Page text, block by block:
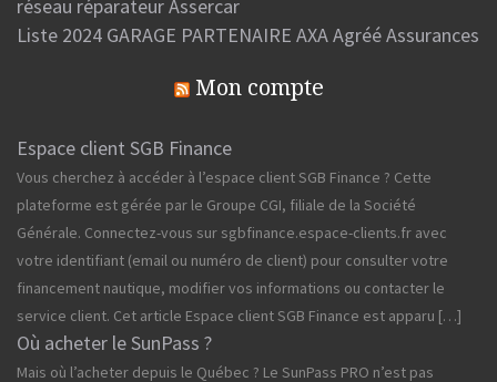
réseau réparateur Assercar
Liste 2024 GARAGE PARTENAIRE AXA Agréé Assurances
Mon compte
Espace client SGB Finance
Vous cherchez à accéder à l’espace client SGB Finance ? Cette
plateforme est gérée par le Groupe CGI, filiale de la Société
Générale. Connectez-vous sur sgbfinance.espace-clients.fr avec
votre identifiant (email ou numéro de client) pour consulter votre
financement nautique, modifier vos informations ou contacter le
service client. Cet article Espace client SGB Finance est apparu […]
Où acheter le SunPass ?
Mais où l’acheter depuis le Québec ? Le SunPass PRO n’est pas